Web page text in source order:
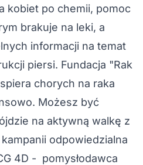
kobiet po chemii, pomoc
brakuje na leki, a
informacji na temat
piersi. Fundacja "Rak
chorych na raka
Możesz być
na aktywną walkę z
odpowiedzialna
4D - pomysłodawca